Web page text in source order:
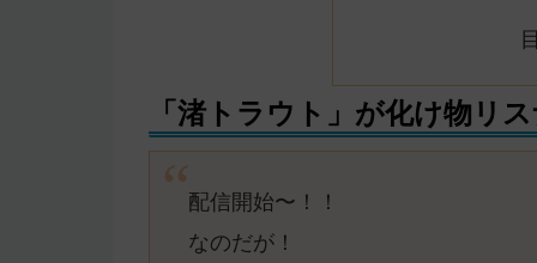
「渚トラウト」が化け物リ
配信開始〜！！
なのだが！